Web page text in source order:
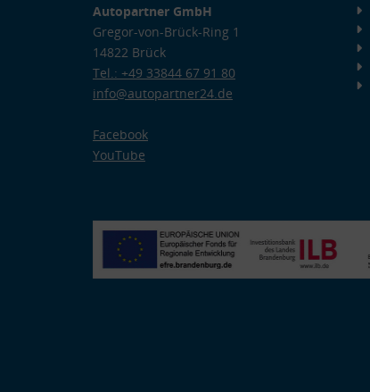
Autopartner GmbH
Gregor-von-Brück-Ring 1
14822 Brück
Tel.: +49 33844 67 91 80
info@autopartner24.de
Facebook
YouTube